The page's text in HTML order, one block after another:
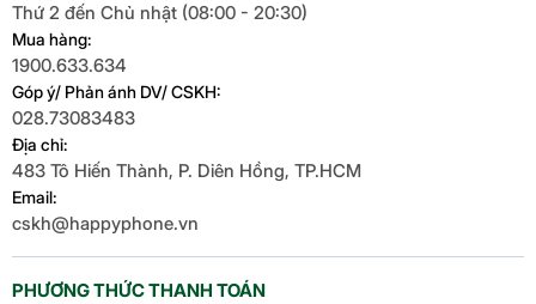
PHƯƠNG THỨC THANH TOÁN
Thứ 2 đến Chủ nhật (08:00 - 20:30)
Mua hàng:
1900.633.634
Góp ý/ Phản ánh DV/ CSKH:
028.73083483
Địa chỉ:
483 Tô Hiến Thành, P. Diên Hồng, TP.HCM
Email:
cskh@happyphone.vn